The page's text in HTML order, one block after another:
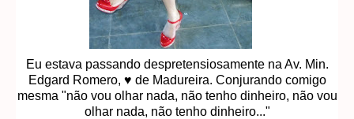
Eu estava passando despretensiosamente na Av. Min.
Edgard Romero, ♥ de Madureira. Conjurando comigo
mesma "não vou olhar nada, não tenho dinheiro, não vou
olhar nada, não tenho dinheiro..."